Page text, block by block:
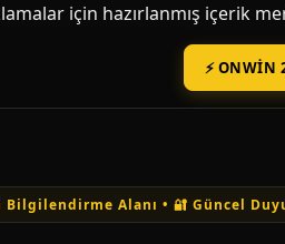
için hazırlanmış içerik
⚡ ONWIN
Bilgilendirme Alanı • 🔐 Güncel